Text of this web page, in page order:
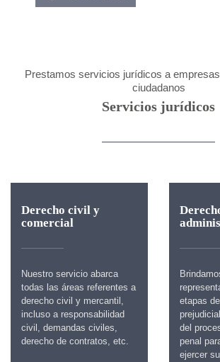
Prestamos servicios jurídicos a
ciudadanos
Servicios jurídicos
Derecho civil y
comercial
Nuestro servicio abarca
todas las áreas referentes a
derecho civil y mercantil,
incluso a responsabilidad
civil, demandas civiles,
derecho de contratos, etc.
etapas
del
penal
ejercer